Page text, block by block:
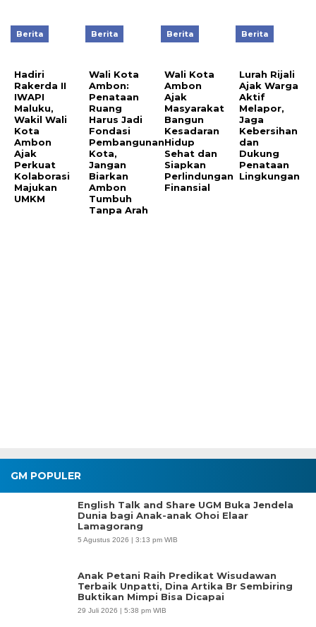
Berita
Hadiri
Rakerda II
IWAPI
Maluku,
Wakil Wali
Kota
Ambon
Ajak
Perkuat
Kolaborasi
Majukan
UMKM
Berita
Wali Kota
Ambon:
Penataan
Ruang
Harus Jadi
Fondasi
Pembangunan
Kota,
Jangan
Biarkan
Ambon
Tumbuh
Tanpa Arah
Berita
Wali Kota
Ambon
Ajak
Masyarakat
Bangun
Kesadaran
Hidup
Sehat dan
Siapkan
Perlindungan
Finansial
Berita
Lurah Rijali
Ajak Warga
Aktif
Melapor,
Jaga
Kebersihan
dan
Dukung
Penataan
Lingkungan
GM POPULER
English Talk and Share UGM Buka Jendela
Dunia bagi Anak-anak Ohoi Elaar
Lamagorang
5 Agustus 2026 | 3:13 pm WIB
Anak Petani Raih Predikat Wisudawan
Terbaik Unpatti, Dina Artika Br Sembiring
Buktikan Mimpi Bisa Dicapai
29 Juli 2026 | 5:38 pm WIB